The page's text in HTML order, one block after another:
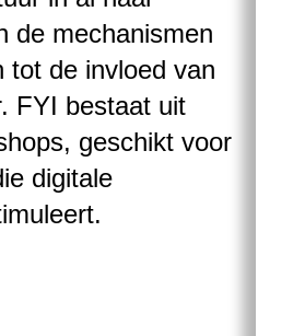
de mechanismen
tot de invloed van
FYI bestaat uit
geschikt voor
digitale